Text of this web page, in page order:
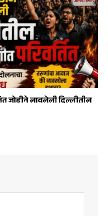
जोडीने लावलेली दिल्लीतील